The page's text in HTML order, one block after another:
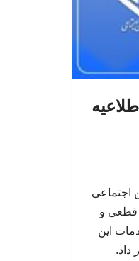
اجتماعی
قطعی و
این